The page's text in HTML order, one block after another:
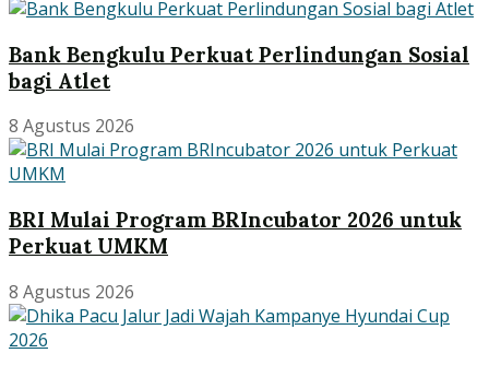
Bank Bengkulu Perkuat Perlindungan Sosial
bagi Atlet
8 Agustus 2026
BRI Mulai Program BRIncubator 2026 untuk
Perkuat UMKM
8 Agustus 2026